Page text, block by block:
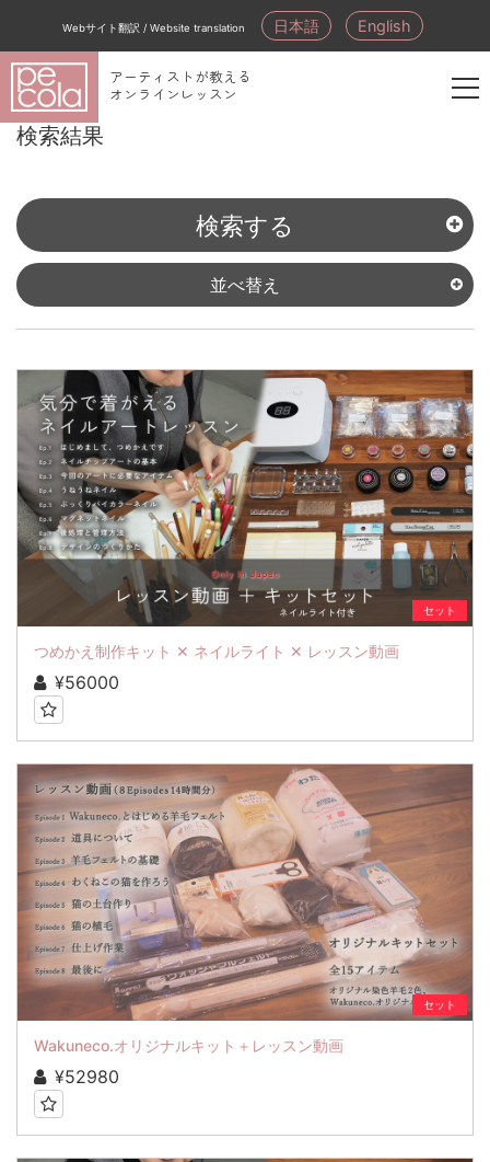
Webサイト翻訳 / Website translation 日本語 English
アーティストが教える
オンラインレッスン
員
登
録
検索結果
検索する
並べ替え
セット
つめかえ制作キット ✕ ネイルライト ✕ レッスン動画
¥56000
セット
Wakuneco.オリジナルキット＋レッスン動画
¥52980